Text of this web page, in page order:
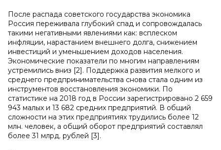
После распада советского государства экономика
Россия переживала глубокий спад и сопровождалась
такими негативными явлениями как: всплеском
инфляции, нарастанием внешнего долга, снижением
инвестиций и уменьшением доходов населения.
Экономические показатели по многим направлениям
устремились вниз [2]. Поддержка развития мелкого и
среднего предпринимательства снова стала одним из
инструментов восстановления экономики. По
статистике на 2018 год в России зарегистрировано 2 659
943 малых и 13 682 средних предприятий. В общий
сложности на этих предприятиях трудились более 12
млн. человек, а общий оборот предприятий составлял
более 31 млрд. рублей [3].